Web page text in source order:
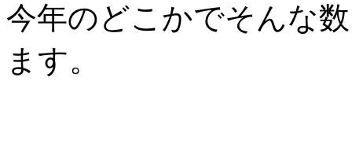
今年のどこかでそんな
ます。